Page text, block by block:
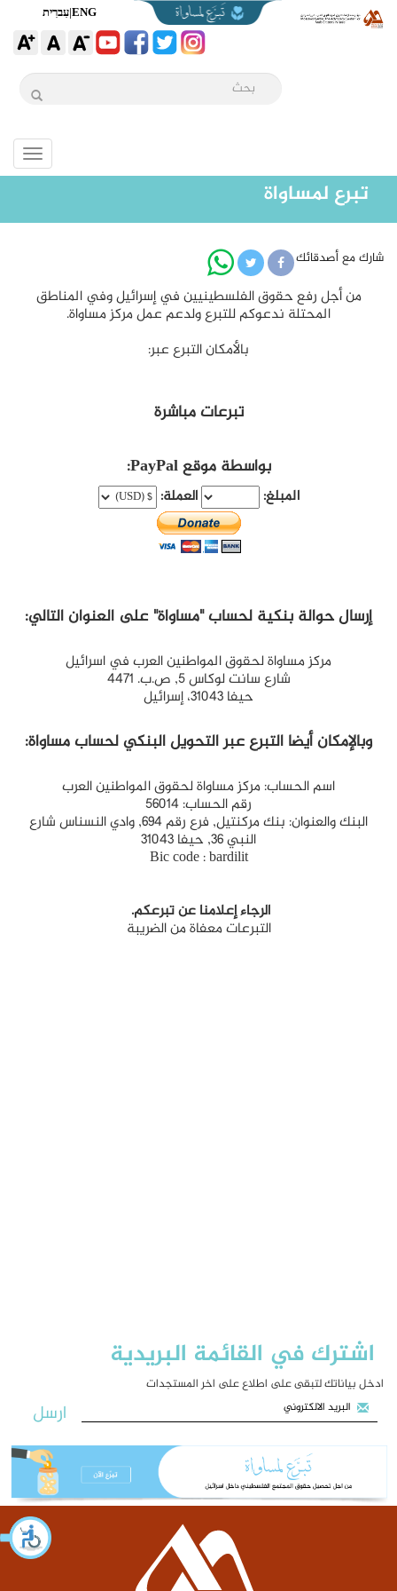
ENG
|עִברִית
Toggle
تبرع لمساواة
شارك مع أصدقائك
من أجل رفع حقوق الفلسطينيين في إسرائيل وفي المناطق
المحتلة ندعوكم للتبرع ولدعم عمل مركز مساواة.
بالأمكان التبرع عبر:
تبرعات مباشرة
بواسطة موقع PayPal:
المبلغ: العملة:
إرسال حوالة بنكية لحساب "مساواة" على العنوان التالي:
مركز مساواة لحقوق المواطنين العرب في اسرائيل
شارع سانت لوكاس 5, ص.ب. 4471
حيفا 31043، إسرائيل
وبالإمكان أيضا التبرع عبر التحويل البنكي لحساب مساواة:
اسم الحساب: مركز مساواة لحقوق المواطنين العرب
رقم الحساب: 56014
البنك والعنوان: بنك مركنتيل, فرع رقم 694, وادي النسناس شارع
النبي 36, حيفا 31043
Bic code : bardilit
الرجاء إعلامنا عن تبرعكم.
التبرعات معفاة من الضريبة
اشترك في القائمة البريدية
ادخل بياناتك لتبقى على اطلاع على اخر المستجدات
ارسل